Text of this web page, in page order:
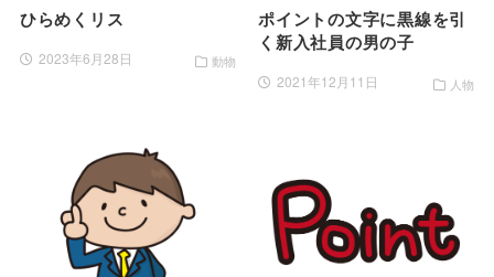
ひらめくリス
2023年6月28日 動物
ポイントの文字に黒線を引
く新入社員の男の子
2021年12月11日 人物